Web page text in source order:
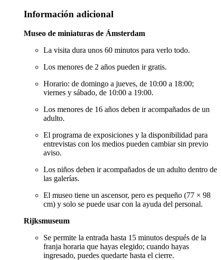
Información adicional
Museo de miniaturas de Ámsterdam
La visita dura unos 60 minutos para verlo todo.
Los menores de 2 años pueden ir gratis.
Horario: de domingo a jueves, de 10:00 a 18:00;
viernes y sábado, de 10:00 a 19:00.
Los menores de 16 años deben ir acompañados de un
adulto.
El programa de exposiciones y la disponibilidad para
entrevistas con los medios pueden cambiar sin previo
aviso.
Los niños deben ir acompañados de un adulto dentro de
las galerías.
El museo tiene un ascensor, pero es pequeño (77 × 98
cm) y solo se puede usar con la ayuda del personal.
Rijksmuseum
Se permite la entrada hasta 15 minutos después de la
franja horaria que hayas elegido; cuando hayas
ingresado, puedes quedarte hasta el cierre.